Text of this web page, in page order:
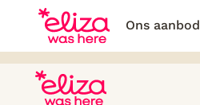
Ons aanbod